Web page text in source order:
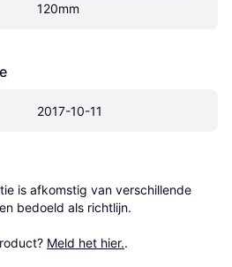
120mm
2017-10-11
is afkomstig van verschillende
bedoeld als richtlijn.
Meld het hier..